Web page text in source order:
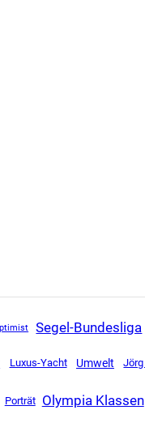
Segel-Bundesliga
Luxus-Yacht Umwelt
Porträt Olympia Klassen